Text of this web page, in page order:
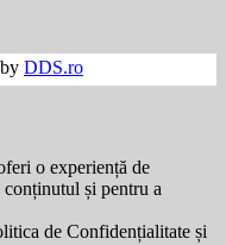
DDS.ro
o experiență de
și pentru a
de Confidențialitate și